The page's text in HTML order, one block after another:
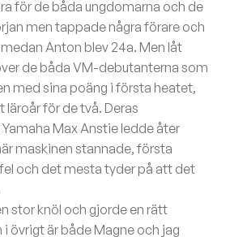
för de båda ungdomarna och de
men tappade några förare och
Anton blev 24a. Men låt
de båda VM-debutanterna som
med sina poäng i första heatet,
för de två. Deras
Max Anstie ledde åter
maskinen stannade, första
och det mesta tyder på att det
stor knöl och gjorde en rätt
i övrigt är både Magne och jag